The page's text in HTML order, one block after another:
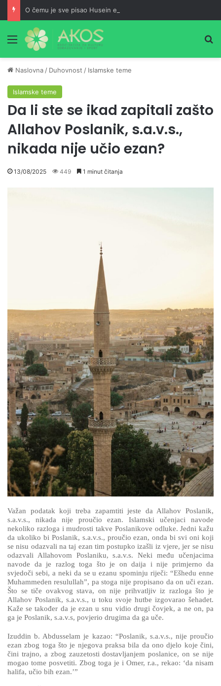
O čemu je sve pisao Husein ef. Đozo
Meni
Naslovna / Duhovnost / Islamske teme
Islamske teme
Da li ste se ikad zapitali zašto
Allahov Poslanik, s.a.v.s.,
nikada nije učio ezan?
13/08/2025 449 1 minut čitanja
Važan podatak koji treba zapamtiti jeste da Allahov Poslanik,
s.a.v.s., nikada nije proučio ezan. Islamski učenjaci navode
nekoliko razloga i mudrosti takve Poslanikove odluke. Jedni kažu
da ukoliko bi Poslanik, s.a.v.s., proučio ezan, onda bi svi oni koji
se nisu odazvali na taj ezan tim postupko izašli iz vjere, jer se nisu
odazvali Allahovom Poslaniku, s.a.v.s. Neki među učenjacima
navode da je razlog toga što je on daija i nije primjerno da
svjedoči sebi, a neki da se u ezanu spominju riječi: “Ešhedu enne
Muhammeden resulullah”, pa stoga nije propisano da on uči ezan.
Što se tiče ovakvog stava, on nije prihvatljiv iz razloga što je
Allahov Poslanik, s.a.v.s., u toku svoje hutbe izgovarao šehadet.
Kaže se također da je ezan u snu vidio drugi čovjek, a ne on, pa
ga je Poslanik, s.a.v.s, povjerio drugima da ga uče.
Izuddin b. Abdusselam je kazao: “Poslanik, s.a.v.s., nije proučio
ezan zbog toga što je njegova praksa bila da ono djelo koje čini,
čini trajno, a zbog zauzetosti dostavljanjem poslanice, on se nije
mogao tome posvetiti. Zbog toga je i Omer, r.a., rekao: ‘da nisam
halifa, učio bih ezan.’”